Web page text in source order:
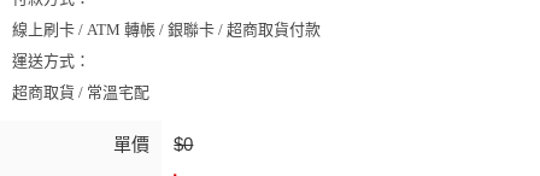
線上刷卡 / ATM 轉帳 / 銀聯卡 / 超商取貨付款
運送方式：
超商取貨 / 常溫宅配
單價 $0